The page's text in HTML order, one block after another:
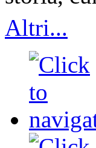
Altri...